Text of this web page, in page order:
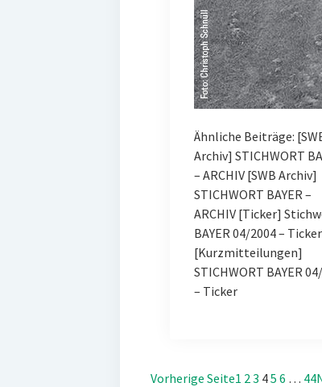
Ähnliche Beiträge:
Archiv] STICHWORT
– ARCHIV [SWB Archiv]
STICHWORT BAYER –
ARCHIV [Ticker]
BAYER 04/2004 – Ticker
[Kurzmitteilungen]
STICHWORT BAYER
– Ticker
Vorherige Seite1 23 45 6 … 44